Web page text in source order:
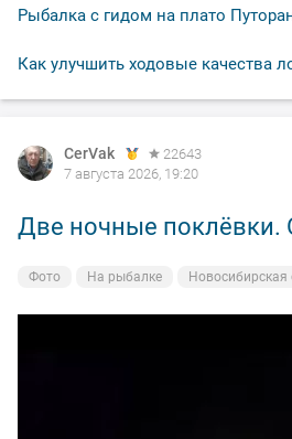
Рыбалка с гидом на плато
Как улучшить ходовые качества
CerVak
22643
7 августа 2026, 19:20
Две ночные поклёвки.
Фото На рыбалке Новосибирская